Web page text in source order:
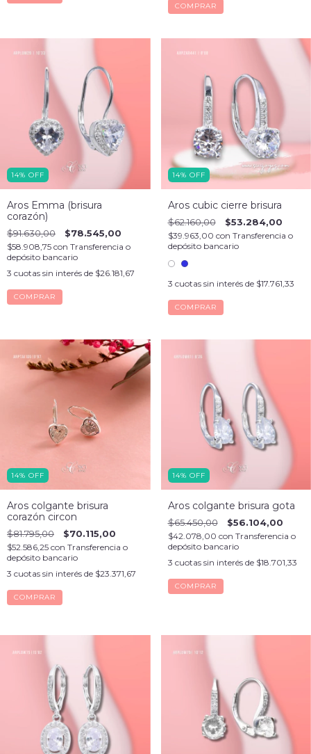
COMPRAR
14% OFF
Aros Emma (brisura
corazón)
$91.630,00 $78.545,00
$58.908,75 con Transferencia o
depósito bancario
3 cuotas sin interés de $26.181,67
14% OFF
Aros cubic cierre brisura
$62.160,00 $53.284,00
$39.963,00 con Transferencia o
depósito bancario
3 cuotas sin interés de $17.761,33
COMPRAR
14% OFF
Aros colgante brisura
corazón circon
$81.795,00 $70.115,00
$52.586,25 con Transferencia o
depósito bancario
3 cuotas sin interés de $23.371,67
14% OFF
Aros colgante brisura gota
$65.450,00 $56.104,00
$42.078,00 con Transferencia o
depósito bancario
3 cuotas sin interés de $18.701,33